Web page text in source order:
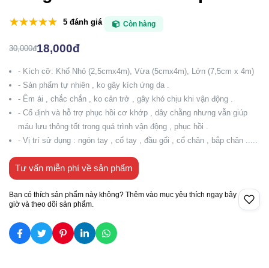
5 đánh giá Còn hàng
30,000đ18,000đ
- Kích cỡ: Khổ Nhỏ (2,5cmx4m), Vừa (5cmx4m), Lớn (7,5cm x 4m)
- Sản phẩm tự nhiên , ko gây kích ứng da .
- Êm ái , chắc chắn , ko cản trở , gây khó chịu khi vận động .
- Cố định và hỗ trợ phục hồi cơ khớp , dây chằng nhưng vẫn giúp
máu lưu thông tốt trong quá trình vận động , phục hồi .
- Vị trí sử dụng : ngón tay , cổ tay , đầu gối , cổ chân , bắp chân .....
Tư vấn miễn phí về sản phẩm
Bạn có thích sản phẩm này không? Thêm vào mục yêu thích ngay bây
giờ và theo dõi sản phẩm.